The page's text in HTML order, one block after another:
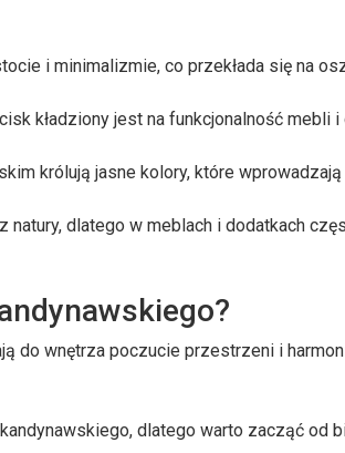
i minimalizmie, co przekłada się na
kładziony jest na funkcjonalność mebli
królują jasne kolory, które
natury, dlatego w meblach i dodatkach
do wnętrza poczucie przestrzeni i
dlatego warto zacząć od